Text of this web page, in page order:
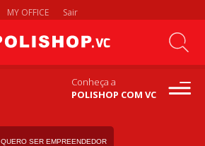
MY OFFICE Sair
Conheça a
POLISHOP COM VC
QUERO SER EMPREENDEDOR